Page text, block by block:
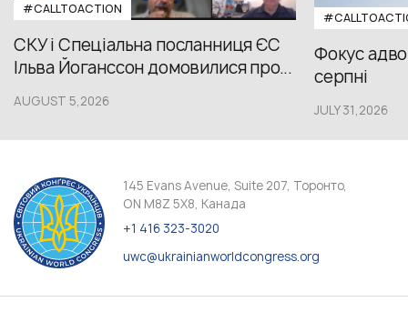
#CALLTOACTION
СКУ і Спеціальна посланниця ЄС
Ільва Йоганссон домовилися про...
AUGUST 5,2026
Фокус
серпні
JULY 31,2026
145 Evans Avenue, Suite 207, Торонто,
ON M8Z 5X8, Канада
+1 416 323-3020
uwc@ukrainianworldcongress.org